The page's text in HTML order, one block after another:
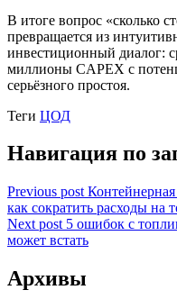
В итоге вопрос «сколько
превращается из
инвестиционный диалог:
миллионы CAPEX с
серьёзного простоя.
Теги ЦОД
Навигация по
Previous post
как сократить расходы на
Next post 5 ошибок с
может встать
Архивы